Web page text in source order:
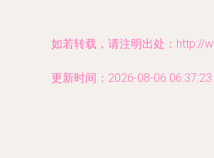
如若转载，请注明出处：http://
更新时间：2026-08-06 06:37:23